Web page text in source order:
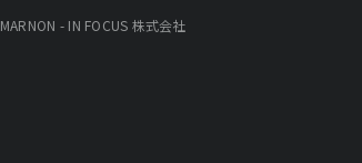
MARNON - IN FOCUS 株式会社